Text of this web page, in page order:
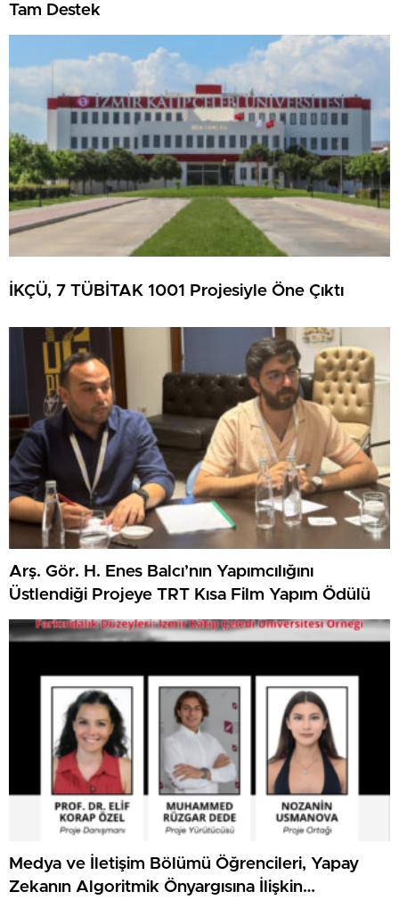
Tam Destek
İKÇÜ, 7 TÜBİTAK 1001 Projesiyle Öne Çıktı
Arş. Gör. H. Enes Balcı’nın Yapımcılığını
Üstlendiği Projeye TRT Kısa Film Yapım Ödülü
Medya ve İletişim Bölümü Öğrencileri, Yapay
Zekanın Algoritmik Önyargısına İlişkin